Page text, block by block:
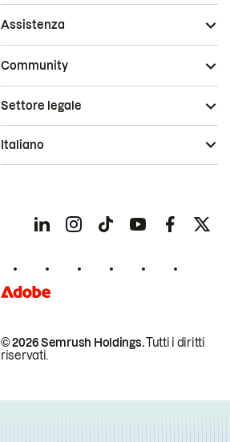
Assistenza
Community
© 2026 Semrush Holdings.Tutti i diritti
riservati.
Settore legale
Italiano